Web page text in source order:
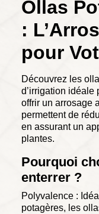
Ollas
:
pour
Découvrez les
d’irrigation idéale
offrir un arrosage
permettent de
en assurant un
plantes.
Pourquoi
enterrer ?
Polyvalence :
potagères, les